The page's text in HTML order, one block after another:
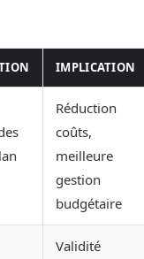
IMPLICATION
Réduction
coûts,
meilleure
gestion
budgétaire
Validité